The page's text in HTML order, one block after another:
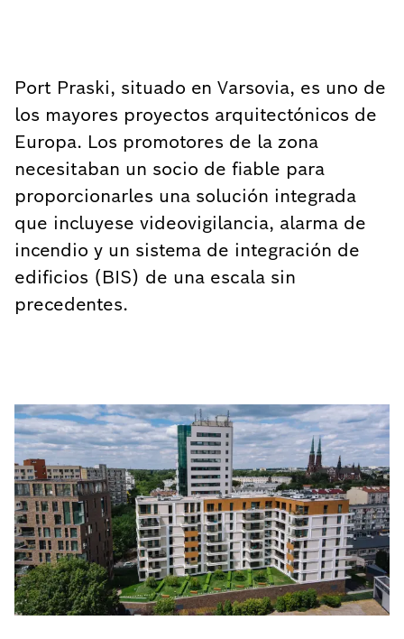
Port Praski, situado en Varsovia, es uno de
los mayores proyectos arquitectónicos de
Europa. Los promotores de la zona
necesitaban un socio de fiable para
proporcionarles una solución integrada
que incluyese videovigilancia, alarma de
incendio y un sistema de integración de
edificios (BIS) de una escala sin
precedentes.